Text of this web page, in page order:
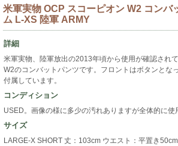
米軍実物 OCP スコーピオン W2 コンバ
ム L-XS 陸軍 ARMY
詳細
米軍実物、陸軍放出の2013年頃から使用が確認され
W2のコンバットパンツです。フロントはボタンとな
付属しています。
コンディション
USED。画像の様に多少の汚れありますが全体的に使
サイズ
LARGE-X SHORT 丈：103cm ウエスト：平置き